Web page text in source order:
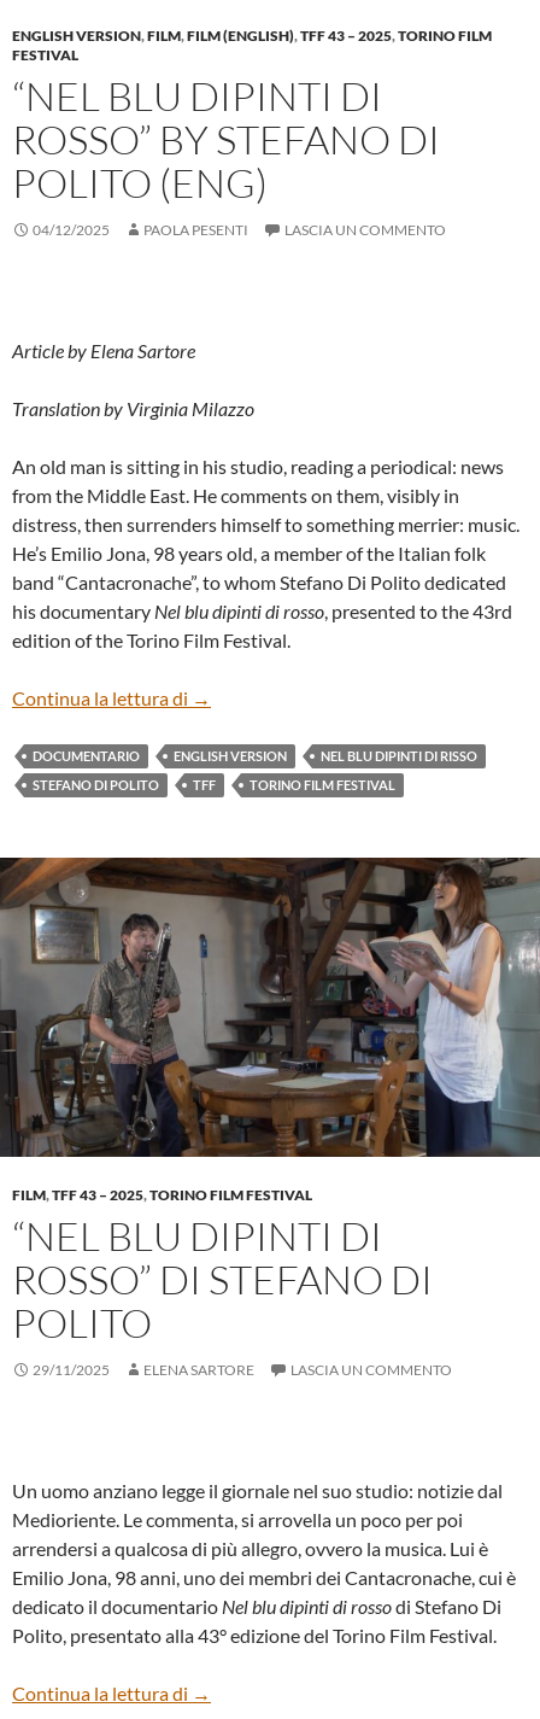
ENGLISH VERSION,FILM,FILM (ENGLISH),TFF 43 – 2025,TORINO FILM
FESTIVAL
“NEL BLU DIPINTI DI
ROSSO” BY STEFANO DI
POLITO (ENG)
04/12/2025 PAOLA PESENTI LASCIA UN COMMENTO
Article by Elena Sartore
Translation by Virginia Milazzo
An old man is sitting in his studio, reading a periodical: news
from the Middle East. He comments on them, visibly in
distress, then surrenders himself to something merrier: music.
He’s Emilio Jona, 98 years old, a member of the Italian folk
band “Cantacronache”, to whom Stefano Di Polito dedicated
his documentary Nel blu dipinti di rosso, presented to the 43rd
edition of the Torino Film Festival.
Continua la lettura di “NEL BLU DIPINTI DI ROSSO” BY
→
DOCUMENTARIO ENGLISH VERSION
NEL BLU DIPINTI DI RISSO
STEFANO DI POLITO
TFF TORINO FILM FESTIVAL
FILM,TFF 43 – 2025,TORINO FILM FESTIVAL
“NEL BLU DIPINTI DI
ROSSO” DI STEFANO DI
POLITO
29/11/2025 ELENA SARTORE LASCIA UN COMMENTO
Un uomo anziano legge il giornale nel suo studio: notizie dal
Medioriente. Le commenta, si arrovella un poco per poi
arrendersi a qualcosa di più allegro, ovvero la musica. Lui è
Emilio Jona, 98 anni, uno dei membri dei Cantacronache, cui è
dedicato il documentario Nel blu dipinti di rossodi Stefano Di
Polito, presentato alla 43° edizione del Torino Film Festival.
Continua la lettura di “NEL BLU DIPINTI DI ROSSO” DI
→